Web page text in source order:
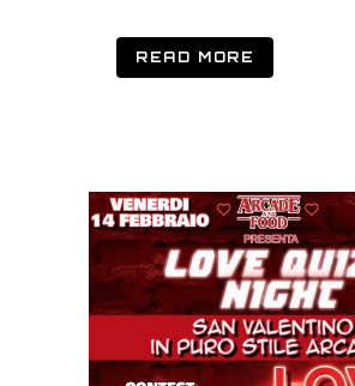
READ MORE